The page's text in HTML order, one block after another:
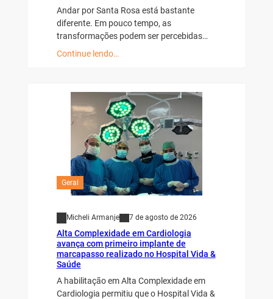
Andar por Santa Rosa está bastante
diferente. Em pouco tempo, as
transformações podem ser percebidas…
Continue lendo…
Geral
Micheli Armanje 7 de agosto de 2026
Alta Complexidade em Cardiologia
avança com primeiro implante de
marcapasso realizado no Hospital Vida &
Saúde
A habilitação em Alta Complexidade em
Cardiologia permitiu que o Hospital Vida &